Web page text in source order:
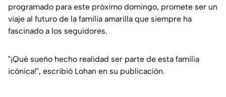
programado para este próximo domingo, promete ser un
viaje al futuro de la familia amarilla que siempre ha
fascinado a los seguidores.
"¡Qué sueño hecho realidad ser parte de esta familia
icónica!", escribió Lohan en su publicación.